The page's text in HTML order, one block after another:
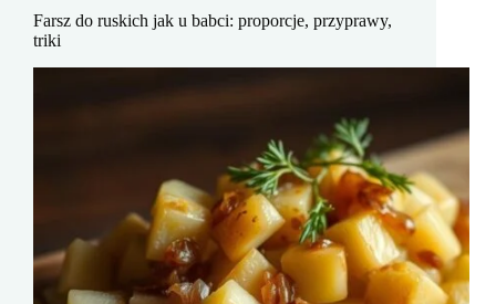
Farsz do ruskich jak u babci: proporcje, przyprawy,
triki